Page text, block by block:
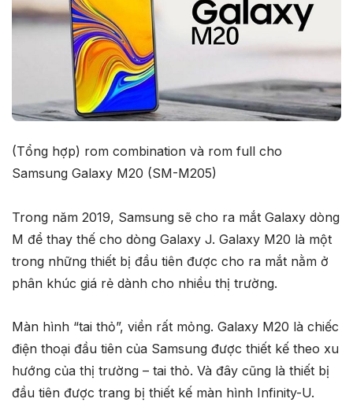
(Tổng hợp) rom combination và rom full cho
Samsung Galaxy M20 (SM-M205)
Trong năm 2019, Samsung sẽ cho ra mắt Galaxy dòng
M để thay thế cho dòng Galaxy J. Galaxy M20 là một
trong những thiết bị đầu tiên được cho ra mắt nằm ở
phân khúc giá rẻ dành cho nhiều thị trường.
Màn hình “tai thỏ”, viền rất mỏng. Galaxy M20 là chiếc
điện thoại đầu tiên của Samsung được thiết kế theo xu
hướng của thị trường – tai thỏ. Và đây cũng là thiết bị
đầu tiên được trang bị thiết kế màn hình Infinity-U.